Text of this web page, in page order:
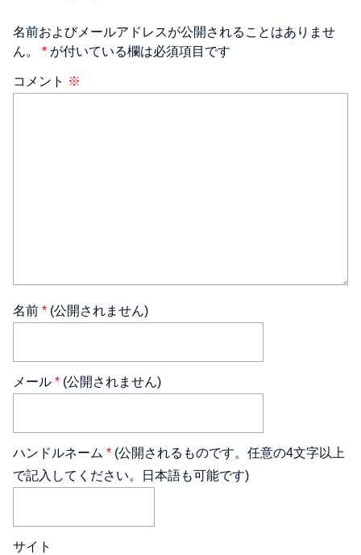
名前およびメールアドレスが公開されることはありませ
ん。 * が付いている欄は必須項目です
コメント ※
名前 * (公開されません)
メール * (公開されません)
ハンドルネーム * (公開されるものです。任意の4文字以上
で記入してください。日本語も可能です)
サイト